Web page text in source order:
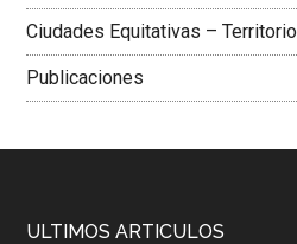
Ciudades Equitativas –
Publicaciones
ULTIMOS ARTICULOS